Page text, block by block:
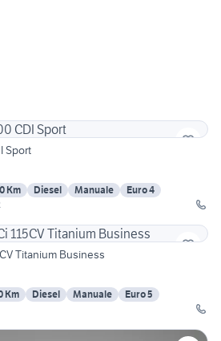
Sport
Km Diesel Manuale
Euro 4
Titanium Business
Km Diesel Manuale
Euro 5